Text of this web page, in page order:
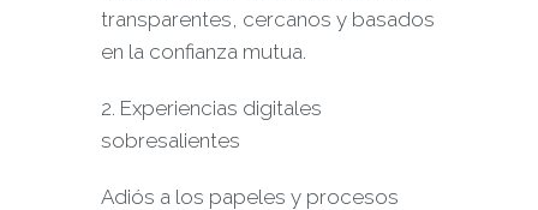
transparentes, cercanos y basados
en la confianza mutua.
2. Experiencias digitales
sobresalientes
Adiós a los papeles y procesos